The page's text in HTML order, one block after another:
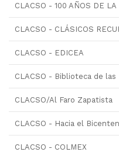
CLACSO - 100 AÑOS DE LA
CLACSO - CLÁSICOS
CLACSO - EDICEA
CLACSO - Biblioteca de
CLACSO/Al Faro Zapatista
CLACSO - Hacia el
CLACSO - COLMEX